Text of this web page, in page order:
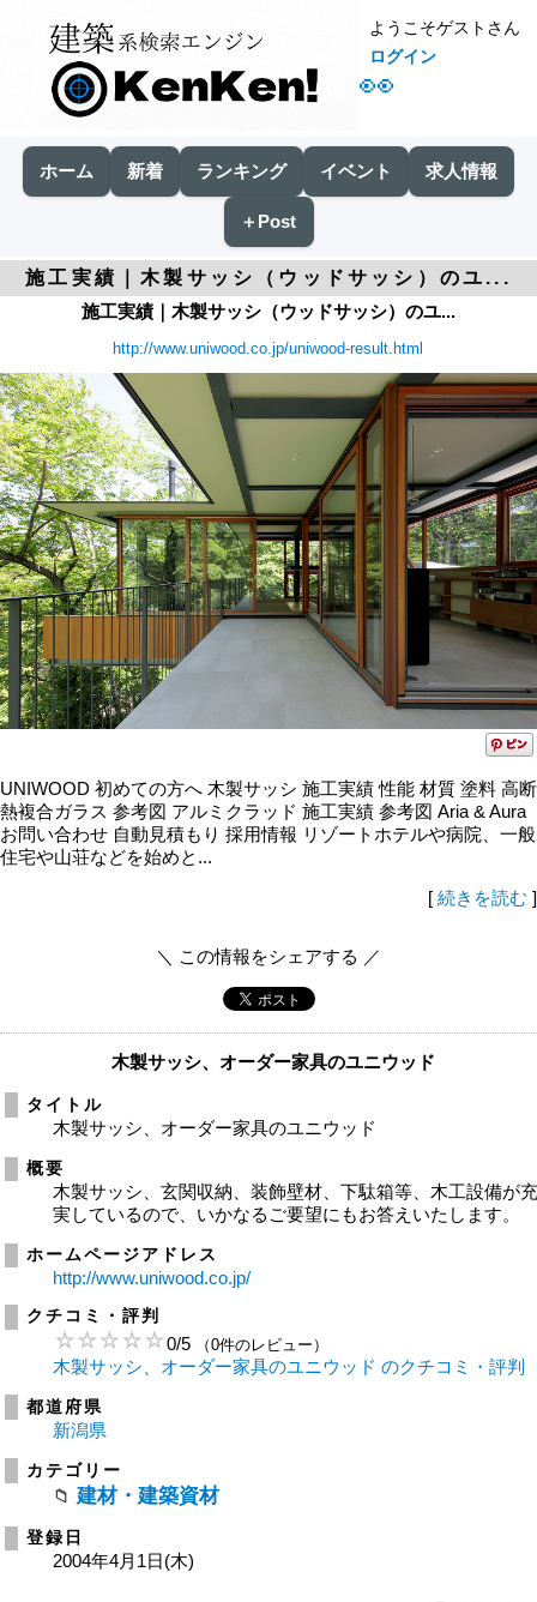
👀
ようこそゲストさん
ログイン
ホーム 新着 ランキング イベント 求人情報
＋Post
施工実績｜木製サッシ（ウッドサッシ）のユ...
施工実績｜木製サッシ（ウッドサッシ）のユ...
http://www.uniwood.co.jp/uniwood-result.html
UNIWOOD 初めての方へ 木製サッシ 施工実績 性能 材質 塗料 高断
熱複合ガラス 参考図 アルミクラッド 施工実績 参考図 Aria & Aura
お問い合わせ 自動見積もり 採用情報 リゾートホテルや病院、一般
住宅や山荘などを始めと...
[ 続きを読む ]
＼ この情報をシェアする ／
木製サッシ、オーダー家具のユニウッド
タイトル
木製サッシ、オーダー家具のユニウッド
概要
木製サッシ、玄関収納、装飾壁材、下駄箱等、木工設備が
実しているので、いかなるご要望にもお答えいたします。
ホームページアドレス
http://www.uniwood.co.jp/
クチコミ・評判
0/5 （0件のレビュー）
木製サッシ、オーダー家具のユニウッド のクチコミ・評判
都道府県
新潟県
カテゴリー
建材・建築資材
登録日
2004年4月1日(木)